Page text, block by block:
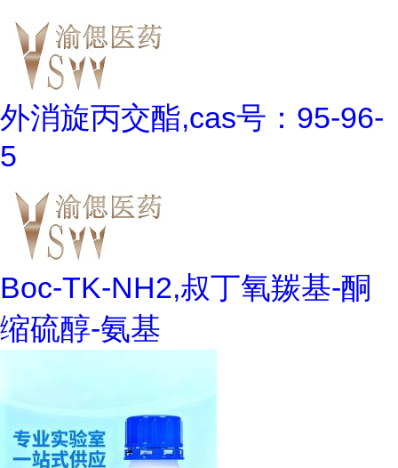
外消旋丙交酯,cas号：95-96-
5
Boc-TK-NH2,叔丁氧羰基-酮
缩硫醇-氨基